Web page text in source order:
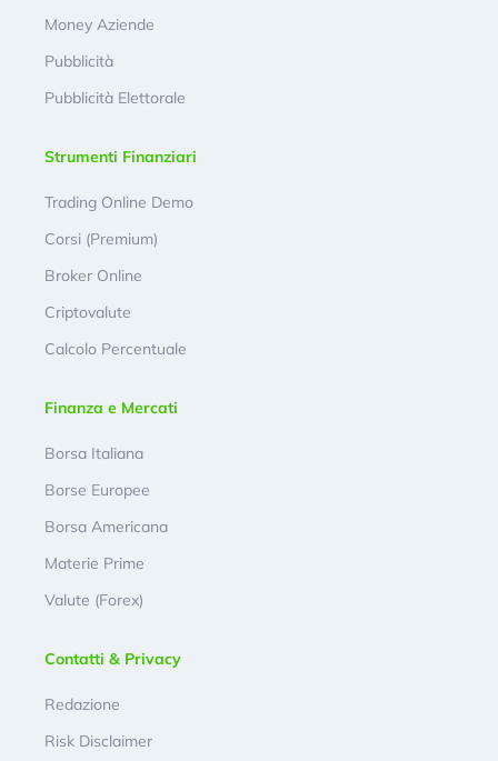
Money Aziende
Pubblicità
Pubblicità Elettorale
Strumenti Finanziari
Trading Online Demo
Corsi (Premium)
Broker Online
Criptovalute
Calcolo Percentuale
Finanza e Mercati
Borsa Italiana
Borse Europee
Borsa Americana
Materie Prime
Valute (Forex)
Contatti & Privacy
Redazione
Risk Disclaimer